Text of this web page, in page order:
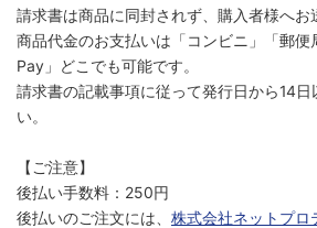
請求書は商品に同封されず、購入者様へお
商品代金のお支払いは「コンビニ」「郵便
Pay」どこでも可能です。
請求書の記載事項に従って発行日から14日
い。
【ご注意】
後払い手数料：250円
後払いのご注文には、 株式会社ネットプロ